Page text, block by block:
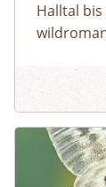
Halltal bis
welcher
Ins